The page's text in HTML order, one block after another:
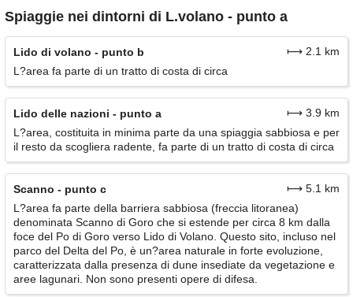
Spiaggie nei dintorni di L.volano - punto a
Lido di volano - punto b
⟼ 2.1 km
L?area fa parte di un tratto di costa di circa
Lido delle nazioni - punto a
⟼ 3.9 km
L?area, costituita in minima parte da una spiaggia sabbiosa e per
il resto da scogliera radente, fa parte di un tratto di costa di circa
Scanno - punto c
⟼ 5.1 km
L?area fa parte della barriera sabbiosa (freccia litoranea)
denominata Scanno di Goro che si estende per circa 8 km dalla
foce del Po di Goro verso Lido di Volano. Questo sito, incluso nel
parco del Delta del Po, è un?area naturale in forte evoluzione,
caratterizzata dalla presenza di dune insediate da vegetazione e
aree lagunari. Non sono presenti opere di difesa.